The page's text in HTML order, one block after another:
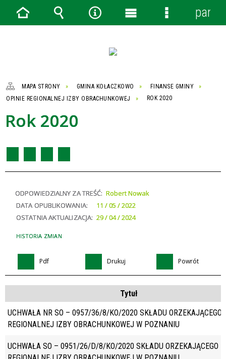
MAPA STRONY GMINA KOŁACZKOWO
FINANSE GMINY
OPINIE REGIONALNEJ IZBY OBRACHUNKOWEJ
ROK 2020
Rok 2020
ODPOWIEDZIALNY ZA TREŚĆ: Robert Nowak
DATA OPUBLIKOWANIA:
11 / 05 / 2022
OSTATNIA AKTUALIZACJA: 29 / 04 / 2024
HISTORIA ZMIAN
Pdf Drukuj Powrót
Tytuł
UCHWAŁA NR SO – 0957/36/8/KO/2020 SKŁADU ORZEKAJĄCEGO
REGIONALNEJ IZBY OBRACHUNKOWEJ W POZNANIU
UCHWAŁA SO – 0951/26/D/8/KO/2020 SKŁADU ORZEKAJĄCEGO
Strona Wyszukiwarka
NarzędziaMenu
Menu
panel